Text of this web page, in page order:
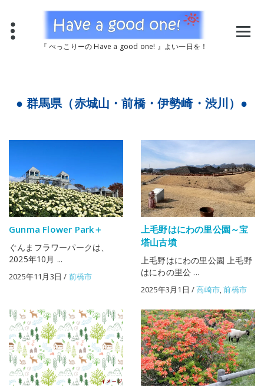
『 ぺっこりーの Have a good one! 』よい一日を！
● 群馬県（赤城山・前橋・伊勢崎・渋川）●
Gunma Flower Park＋
ぐんまフラワーパークは、
2025年10月 ...
2025年11月3日 / 前橋市
上毛野はにわの里公園～宝
塔山古墳
上毛野はにわの里公園 上毛野
はにわの里公 ...
2025年3月1日 /高崎市 ,前橋市